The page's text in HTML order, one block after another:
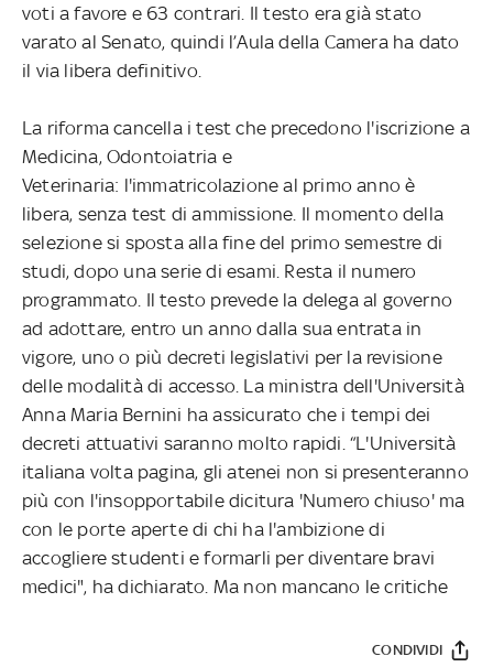
voti a favore e 63 contrari. Il testo era già stato
varato al Senato, quindi l’Aula della Camera ha dato
il via libera definitivo.
La riforma cancella i test che precedono l'iscrizione a
Medicina, Odontoiatria e
Veterinaria: l'immatricolazione al primo anno è
libera, senza test di ammissione. Il momento della
selezione si sposta alla fine del primo semestre di
studi, dopo una serie di esami. Resta il numero
programmato. Il testo prevede la delega al governo
ad adottare, entro un anno dalla sua entrata in
vigore, uno o più decreti legislativi per la revisione
delle modalità di accesso. La ministra dell'Università
Anna Maria Bernini ha assicurato che i tempi dei
decreti attuativi saranno molto rapidi. “L'Università
italiana volta pagina, gli atenei non si presenteranno
più con l'insopportabile dicitura 'Numero chiuso' ma
con le porte aperte di chi ha l'ambizione di
accogliere studenti e formarli per diventare bravi
medici", ha dichiarato. Ma non mancano le critiche
CONDIVIDI